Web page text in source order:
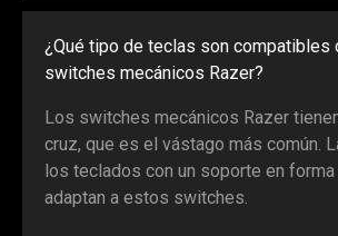
¿Qué tipo de teclas son compatibles
switches mecánicos Razer?
Los switches mecánicos Razer
cruz, que es el vástago más común.
los teclados con un soporte en
adaptan a estos switches.